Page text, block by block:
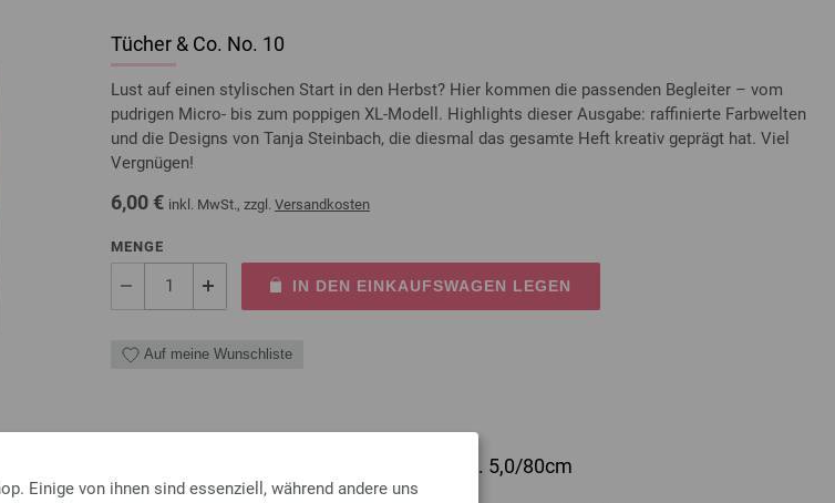
Einige von ihnen sind essenziell, während andere uns
Tücher & Co. No. 10
Lust auf einen stylischen Start in den Herbst? Hier kommen die passenden Begleiter – vom
pudrigen Micro- bis zum poppigen XL-Modell. Highlights dieser Ausgabe: raffinierte Farbwelten
und die Designs von Tanja Steinbach, die diesmal das gesamte Heft kreativ geprägt hat. Viel
Vergnügen!
6,00 € inkl. MwSt., zzgl. Versandkosten
MENGE
IN DEN EINKAUFSWAGEN LEGEN
Auf meine Wunschliste
Rundstricknadel Design-Holz Multicolor St. 5,0/80cm